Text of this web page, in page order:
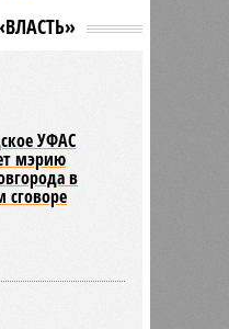
УФАС
мэрию
в
сговоре